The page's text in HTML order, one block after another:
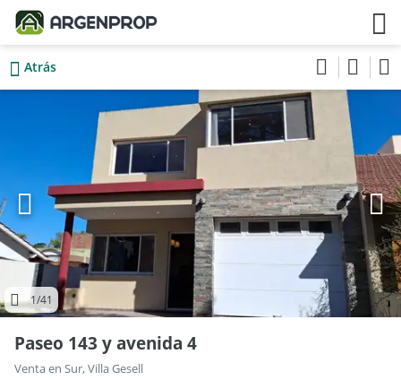
Atrás
1/41
Paseo 143 y avenida 4
Venta en Sur, Villa Gesell